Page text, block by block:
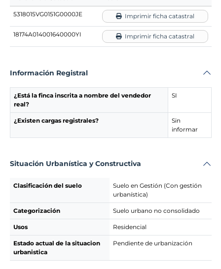
5318015VG0151G0000JE Imprimir ficha catastral
18174A014001640000YI Imprimir ficha catastral
Información Registral
¿Está la finca inscrita a nombre del vendedor
real?
SI
¿Existen cargas registrales?
Sin
informar
Situación Urbanística y Constructiva
Clasificación del suelo
Suelo en Gestión (Con gestión
urbanística)
Categorización Suelo urbano no consolidado
Usos Residencial
Estado actual de la situacion
urbanistica
Pendiente de urbanización